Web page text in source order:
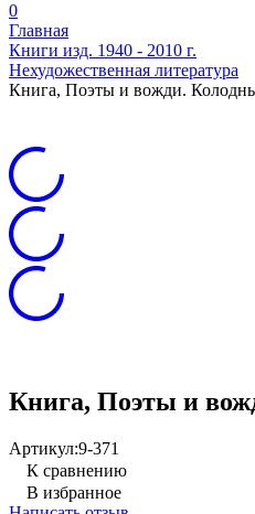
0
Главная
Книги изд. 1940 - 2010 г.
Нехудожественная литература
Книга, Поэты и вожди.
Книга, Поэты и
Артикул:9-371
К сравнению
В избранное